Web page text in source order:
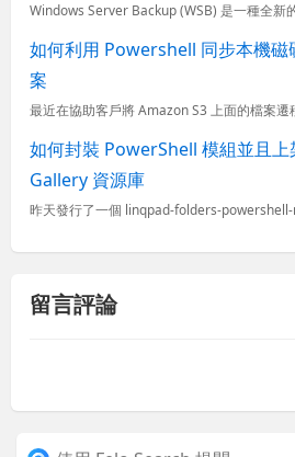
如何利用 Powershell 同步本機磁
案
如何封裝 PowerShell 模組並且
Gallery 資源庫
留言評論